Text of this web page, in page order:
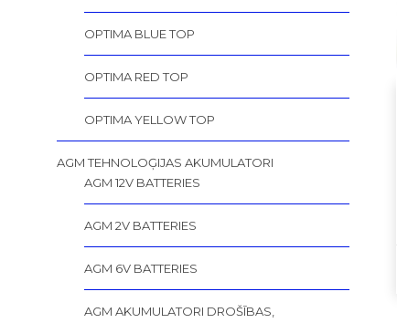
OPTIMA BLUE TOP
OPTIMA RED TOP
OPTIMA YELLOW TOP
AGM TEHNOLOĢIJAS AKUMULATORI
AGM 12V BATTERIES
AGM 2V BATTERIES
AGM 6V BATTERIES
AGM AKUMULATORI DROŠĪBAS,